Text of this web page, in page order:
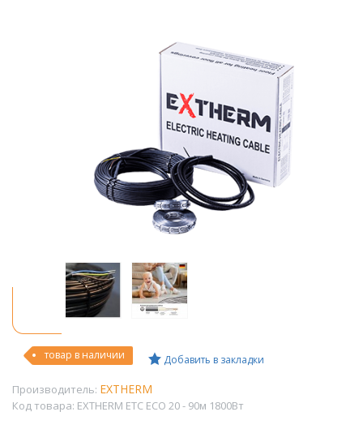
товар в наличии Добавить в закладки
Производитель: EXTHERM
Код товара: EXTHERM ETС ECO 20 - 90м 1800Вт